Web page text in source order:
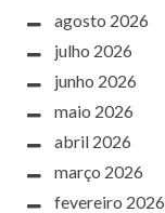
agosto 2026
julho 2026
junho 2026
maio 2026
abril 2026
março 2026
fevereiro 2026